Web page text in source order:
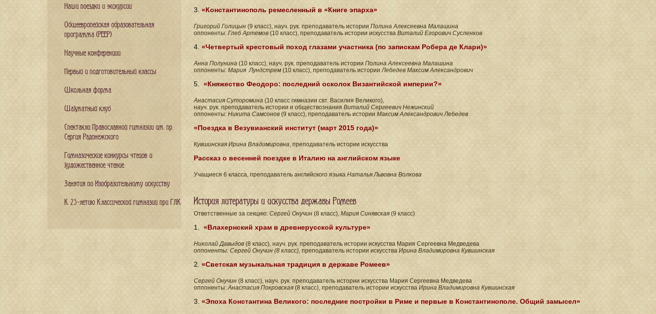
3. «Константинополь ремесленный в «Книге эпарха»
Григорий Голицын (9 класс), науч. рук. преподаватель истории Полина Алексеевна Малашина
оппоненты: Глеб Артемов (10 класс), преподаватель истории искусства Виталий Егорович Сусленков
4. «Четвертый крестовый поход глазами участника (по запискам Робера де Клари)»
Анна Полунина (10 класс), науч. рук. преподаватель истории Полина Алексеевна Малашина
оппоненты: Мария Лундстрем (10 класс), преподаватель истории Лебедев Максим Александрович
5. «Княжество Феодоро: последний осколок Византийской империи?»
Анастасия Суторомина (10 класс гимназии свт. Василия Великого),
науч. рук. преподаватель истории и обществознания Виталий Сергеевич Нежинский
оппоненты: Никита Самсонов (9 класс), преподаватель истории Максим Александрович Лебедев
«Поездка в Везувианский институт (март 2015 года)»
Кувшинская Ирина Владимировна, преподаватель истории искусства
Рассказ о весенней поездке в Италию на английском языке
Учащиеся 6 класса, преподаватель английского языка Наталья Львовна Волкова
История литературы и искусства державы Ромеев
Ответственные за секцию: Сергей Онучин (8 класс), Мария Синявская(9 класс)
1. «Влахернский храм в древнерусской культуре»
Николай Давыдов (8 класс), науч. рук. преподаватель истории искусства Мария Сергеевна Медведева
оппоненты: Сергей Онучин (8 класс), преподаватель истории искусства Ирина Владимировна Кувшинская
2 «Светская музыкальная традиция в державе Ромеев»
Сергей Онучин (8 класс), науч. рук. преподаватель истории искусства Мария Сергеевна Медведева
оппоненты:Анастасия Покровская (8 класс), преподаватель истории искусства Ирина Владимировна Кувшинская
3. «Эпоха Константина Великого: последние постройки в Риме и первые в Константинополе. Общий замысел»
Наши поездки и экскурсии
Общеевропейская образовательная
программа (PEEP)
Научные конференции
Первый и подготовительный классы
Школьная форма
Шахматный клуб
Спектакли Православной гимназии им. пр.
Сергия Радонежского
Гимназические конкурсы чтецов и
художественное чтение
Занятия по Изобразительному искусству
К 25-летию Классической гимназии при ГЛК